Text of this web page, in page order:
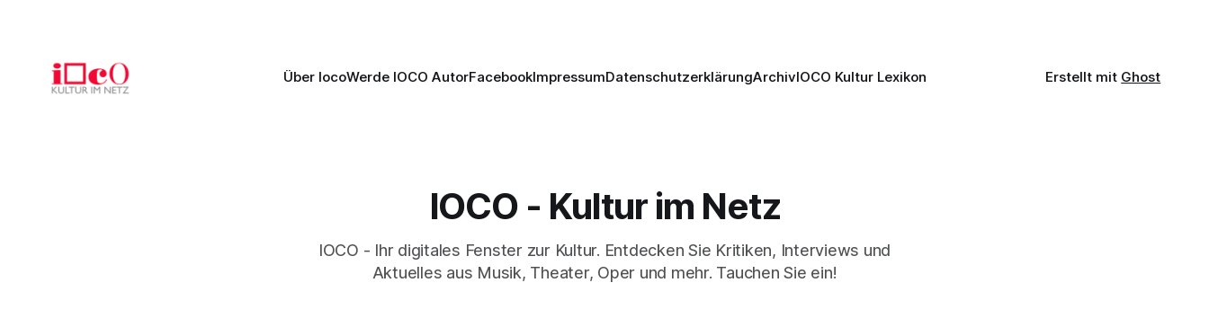
Über IocoWerde IOCO AutorFacebookImpressumDatenschutzerklärungArchivIOCO Kultur Lexikon Erstellt mit Ghost
IOCO - Kultur im Netz
IOCO - Ihr digitales Fenster zur Kultur. Entdecken Sie Kritiken, Interviews und
Aktuelles aus Musik, Theater, Oper und mehr. Tauchen Sie ein!